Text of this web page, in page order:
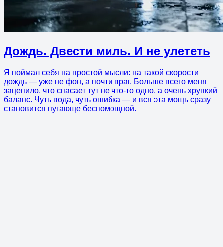
Дождь. Двести миль. И не улететь
Я поймал себя на простой мысли: на такой скорости
дождь — уже не фон, а почти враг. Больше всего меня
зацепило, что спасает тут не что-то одно, а очень хрупкий
баланс. Чуть вода, чуть ошибка — и вся эта мощь сразу
становится пугающе беспомощной.